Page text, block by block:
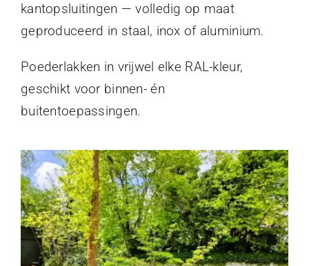
kantopsluitingen — volledig op maat
geproduceerd in staal, inox of aluminium.
Poederlakken in vrijwel elke RAL-kleur,
geschikt voor binnen- én
buitentoepassingen.